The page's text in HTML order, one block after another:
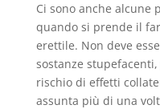
Ci sono anche alcune
quando si prende il
erettile. Non deve
sostanze
rischio di effetti
assunta più di una